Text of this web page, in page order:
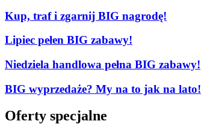
Kup, traf i zgarnij BIG nagrodę!
Lipiec pełen BIG zabawy!
Niedziela handlowa pełna BIG zabawy!
BIG wyprzedaże? My na to jak na lato!
Oferty specjalne